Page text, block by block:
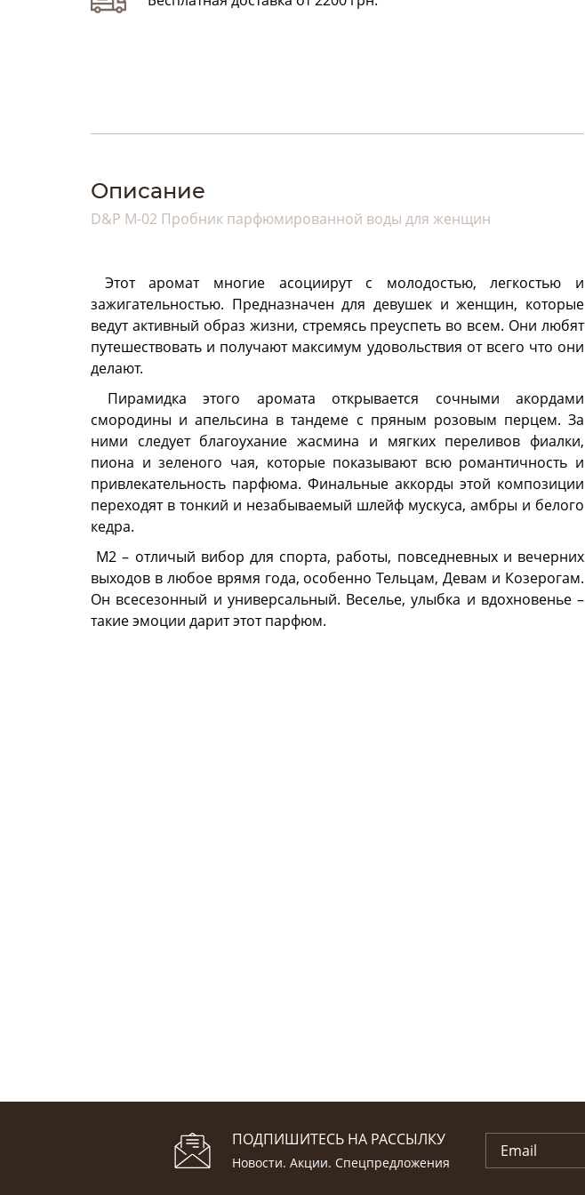
Описание
D&P M-02 Пробник парфюмированной воды для женщин
Этот аромат многие асоциирут с молодостью, легкостью и
зажигательностью. Предназначен для девушек и женщин, которые
ведут активный образ жизни, стремясь преуспеть во всем. Они любят
путешествовать и получают максимум удовольствия от всего что они
делают.
Пирамидка этого аромата открывается сочными акордами
смородины и апельсина в тандеме с пряным розовым перцем. За
ними следует благоухание жасмина и мягких переливов фиалки,
пиона и зеленого чая, которые показывают всю романтичность и
привлекательность парфюма. Финальные аккорды этой композиции
переходят в тонкий и незабываемый шлейф мускуса, амбры и белого
кедра.
М2 – отличый вибор для спорта, работы, повседневных и вечерних
выходов в любое врямя года, особенно Тельцам, Девам и Козерогам.
Он всесезонный и универсальный. Веселье, улыбка и вдохновенье –
такие эмоции дарит этот парфюм.
ПОДПИШИТЕСЬ НА РАССЫЛКУ
Новости. Акции. Спецпредложения